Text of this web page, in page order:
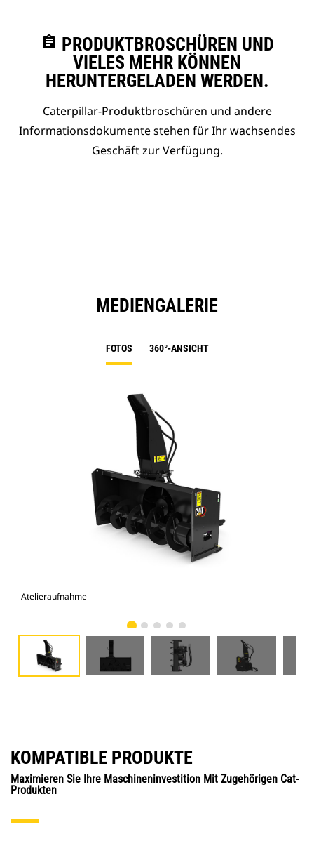
assignment PRODUKTBROSCHÜREN UND
VIELES MEHR KÖNNEN
HERUNTERGELADEN WERDEN.
Caterpillar-Produktbroschüren und andere
Informationsdokumente stehen für Ihr wachsendes
Geschäft zur Verfügung.
MEDIENGALERIE
FOTOS 360°-ANSICHT
Atelieraufnahme
KOMPATIBLE PRODUKTE
Maximieren Sie Ihre Maschineninvestition Mit Zugehörigen Cat-
Produkten